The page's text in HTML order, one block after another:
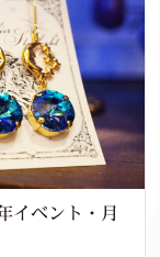
イベント・月